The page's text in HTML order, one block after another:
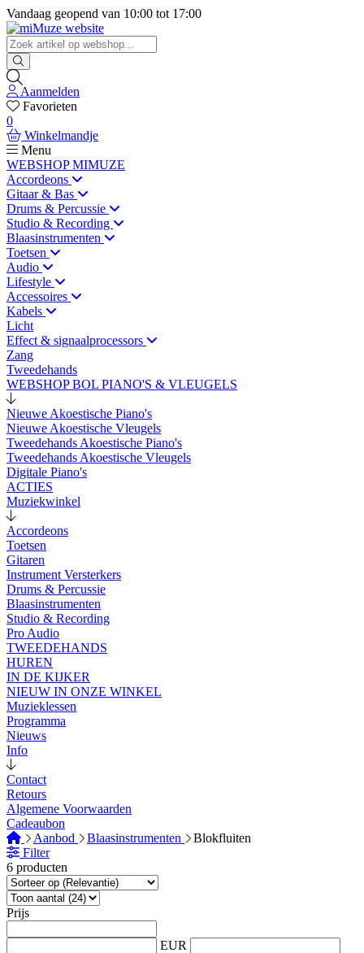
Vandaag geopend van 10:00 tot 17:00
Aanmelden
Favorieten
0
Winkelmandje
Menu
WEBSHOP MIMUZE
Accordeons
Gitaar & Bas
Drums & Percussie
Studio & Recording
Blaasinstrumenten
Toetsen
Audio
Lifestyle
Accessoires
Kabels
Licht
Effect & signaalprocessors
Zang
Tweedehands
WEBSHOP BOL PIANO'S & VLEUGELS
Nieuwe Akoestische Piano's
Nieuwe Akoestische Vleugels
Tweedehands Akoestische Piano's
Tweedehands Akoestische Vleugels
Digitale Piano's
ACTIES
Muziekwinkel
Accordeons
Toetsen
Gitaren
Instrument Versterkers
Drums & Percussie
Blaasinstrumenten
Studio & Recording
Pro Audio
TWEEDEHANDS
HUREN
IN DE KIJKER
NIEUW IN ONZE WINKEL
Muzieklessen
Programma
Nieuws
Info
Contact
Retours
Algemene Voorwaarden
Cadeaubon
Aanbod
Blaasinstrumenten
Blokfluiten
Filter
6 producten
Prijs
EUR